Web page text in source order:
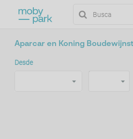
Aparcar en Koning
Desde